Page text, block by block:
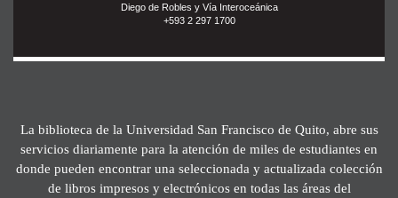
Diego de Robles y Vía Interoceánica
+593 2 297 1700
La biblioteca de la Universidad San Francisco de Quito, abre sus
servicios diariamente para la atención de miles de estudiantes en
donde pueden encontrar una seleccionada y actualizada colección
de libros impresos y electrónicos en todas las áreas del